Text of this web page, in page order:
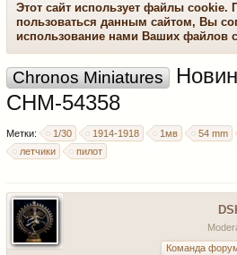
Этот сайт использует файлы cookie.
пользоваться данным сайтом, Вы
использование нами Ваших файлов
Chronos Miniatures
CHM-54358
Метки: 1/30 1914-1918 1мв 54 mm
летчики
пилот
Команда